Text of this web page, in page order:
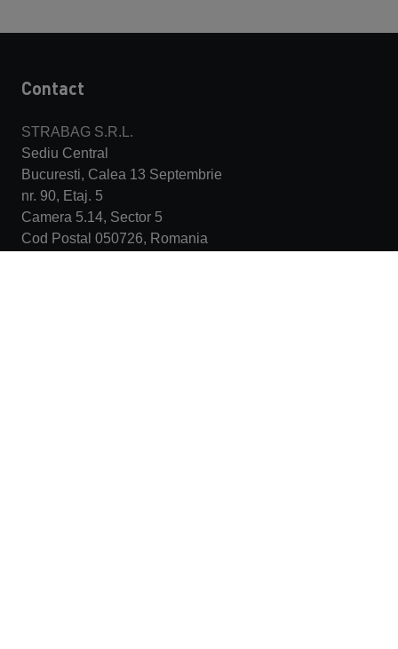
Contact
STRABAG S.R.L.
Sediu Central
Bucuresti, Calea 13 Septembrie
nr. 90, Etaj. 5
Camera 5.14, Sector 5
Cod Postal 050726, Romania